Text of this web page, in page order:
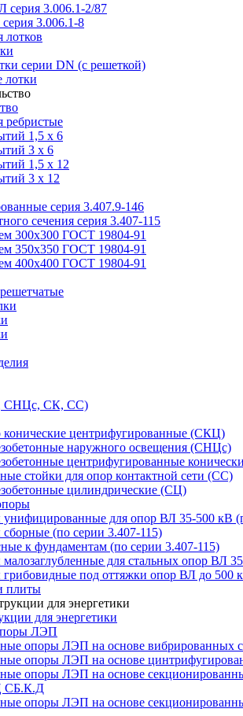
серия 3.006.1-2/87
3.006.1-8
лотков
серии DN (с решеткой)
лотки
ребристые
1,5 x 6
3 x 6
1,5 x 12
3 x 12
серия 3.407.9-146
сечения серия 3.407-115
300х300 ГОСТ 19804-91
350х350 ГОСТ 19804-91
400х400 ГОСТ 19804-91
СНЦс, СК, СС)
конические центрифугированные (СКЦ)
наружного освещения (СНЦс)
центрифугированные
стойки для опор контактной сети (СС)
цилиндрические (СЦ)
для опор ВЛ 35-500 кВ
(по серии 3.407-115)
к фундаментам (по серии 3.407-115)
для стальных опор ВЛ
под оттяжки опор ВЛ до 500
плиты
для энергетики
ЛЭП
опоры ЛЭП на основе вибрированных
опоры ЛЭП на основе
опоры ЛЭП на основе
СБ.К.Д
опоры ЛЭП на основе